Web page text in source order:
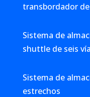
transbordador
Sistema de
shuttle de seis
Sistema de
estrechos